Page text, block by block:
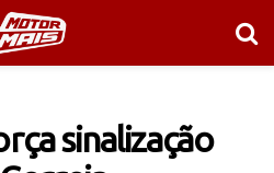
sinalização